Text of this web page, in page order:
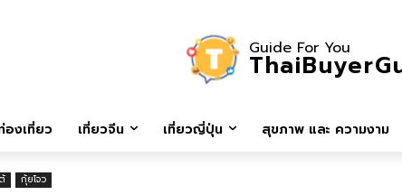
Guide For You
องเที่ยว เที่ยวจีน เที่ยวญี่ปุ่น สุขภาพ และ ความงาม
กุ้ยโจว